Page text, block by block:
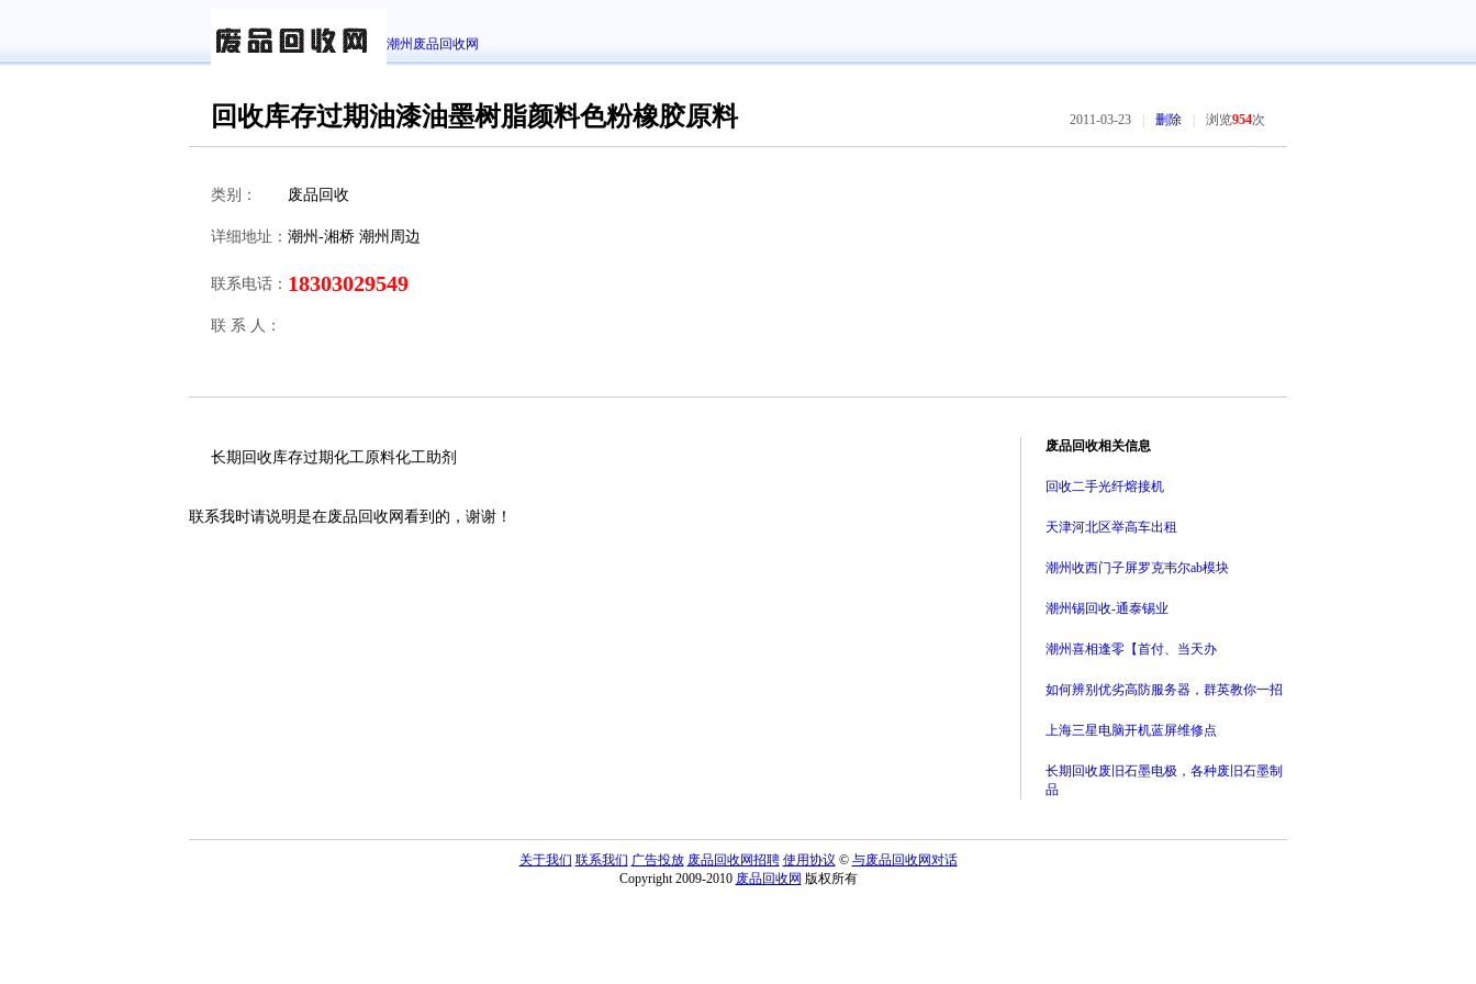
潮州废品回收网
回收库存过期油漆油墨树脂颜料色粉橡胶原料 2011-03-23 删除 浏览954次
类别： 废品回收
详细地址： 潮州-湘桥 潮州周边
联系电话： 18303029549
联 系 人：
长期回收库存过期化工原料化工助剂
联系我时请说明是在废品回收网看到的，谢谢！
废品回收相关信息
回收二手光纤熔接机
天津河北区举高车出租
潮州收西门子屏罗克韦尔ab模块
潮州锡回收-通泰锡业
潮州喜相逢零【首付、当天办
如何辨别优劣高防服务器，群英教你一招
上海三星电脑开机蓝屏维修点
长期回收废旧石墨电极，各种废旧石墨制
品
关于我们 联系我们 广告投放 废品回收网招聘 使用协议 © 与废品回收网对话
Copyright 2009-2010 废品回收网 版权所有